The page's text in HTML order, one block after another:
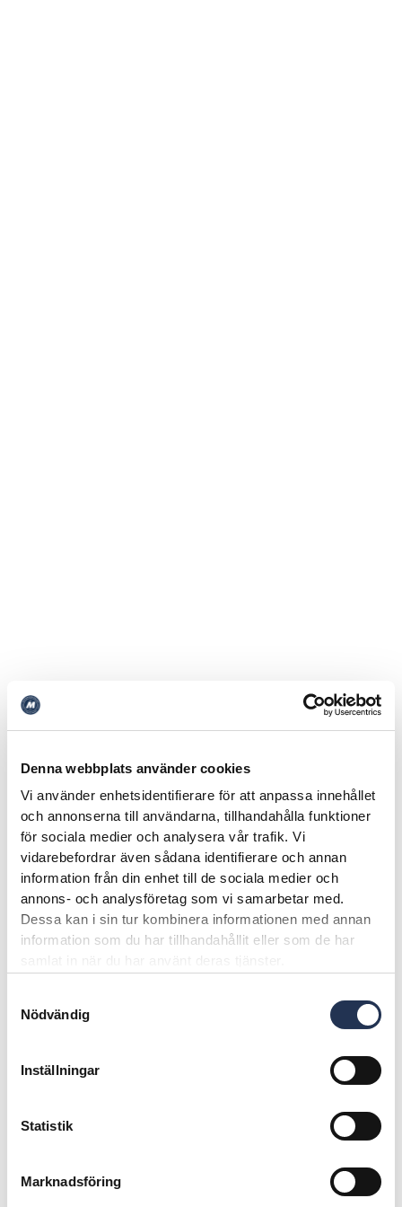
Denna webbplats använder cookies
Vi använder enhetsidentifierare för att anpassa innehållet
och annonserna till användarna, tillhandahålla funktioner
för sociala medier och analysera vår trafik. Vi
vidarebefordrar även sådana identifierare och annan
information från din enhet till de sociala medier och
annons- och analysföretag som vi samarbetar med.
Dessa kan i sin tur kombinera informationen med annan
information som du har tillhandahållit eller som de har
samlat in när du har använt deras tjänster.
Nödvändig
Inställningar
Statistik
Marknadsföring